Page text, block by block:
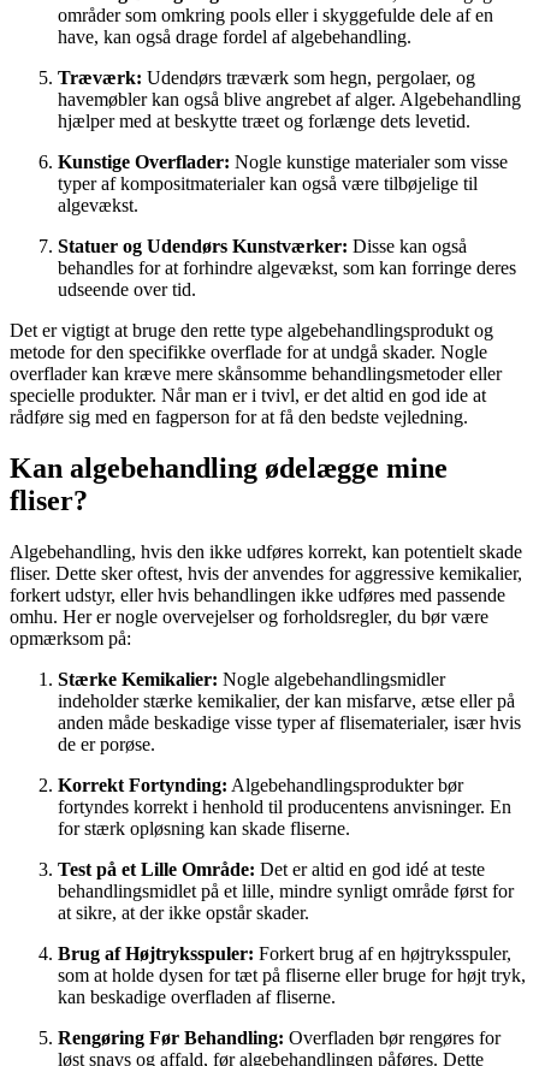
områder som omkring pools eller i skyggefulde dele af en
have, kan også drage fordel af algebehandling.
Træværk: Udendørs træværk som hegn, pergolaer, og
havemøbler kan også blive angrebet af alger. Algebehandling
hjælper med at beskytte træet og forlænge dets levetid.
Kunstige Overflader: Nogle kunstige materialer som visse
typer af kompositmaterialer kan også være tilbøjelige til
algevækst.
Statuer og Udendørs Kunstværker: Disse kan også
behandles for at forhindre algevækst, som kan forringe deres
udseende over tid.
Det er vigtigt at bruge den rette type algebehandlingsprodukt og
metode for den specifikke overflade for at undgå skader. Nogle
overflader kan kræve mere skånsomme behandlingsmetoder eller
specielle produkter. Når man er i tvivl, er det altid en god ide at
rådføre sig med en fagperson for at få den bedste vejledning.
Kan algebehandling ødelægge mine
fliser?
Algebehandling, hvis den ikke udføres korrekt, kan potentielt skade
fliser. Dette sker oftest, hvis der anvendes for aggressive kemikalier,
forkert udstyr, eller hvis behandlingen ikke udføres med passende
omhu. Her er nogle overvejelser og forholdsregler, du bør være
opmærksom på:
Stærke Kemikalier: Nogle algebehandlingsmidler
indeholder stærke kemikalier, der kan misfarve, ætse eller på
anden måde beskadige visse typer af flisematerialer, især hvis
de er porøse.
Korrekt Fortynding: Algebehandlingsprodukter bør
fortyndes korrekt i henhold til producentens anvisninger. En
for stærk opløsning kan skade fliserne.
Test på et Lille Område: Det er altid en god idé at teste
behandlingsmidlet på et lille, mindre synligt område først for
at sikre, at der ikke opstår skader.
Brug af Højtryksspuler: Forkert brug af en højtryksspuler,
som at holde dysen for tæt på fliserne eller bruge for højt tryk,
kan beskadige overfladen af fliserne.
Rengøring Før Behandling: Overfladen bør rengøres for
løst snavs og affald, før algebehandlingen påføres. Dette